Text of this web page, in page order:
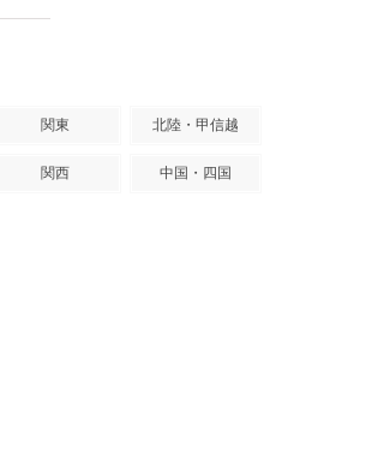
関東 北陸・甲信越
関西 中国・四国